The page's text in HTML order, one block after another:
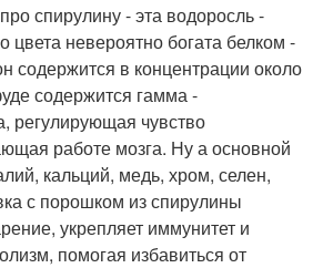
спирулину - эта водоросль -
цвета невероятно богата белком -
содержится в концентрации около
содержится гамма -
регулирующая чувство
работе мозга. Ну а основной
кальций, медь, хром, селен,
с порошком из спирулины
укрепляет иммунитет и
помогая избавиться от